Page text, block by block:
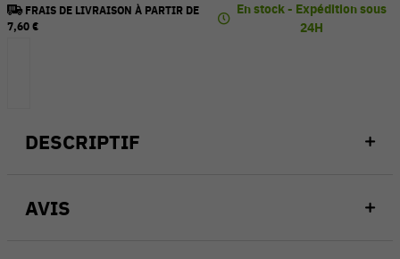
DESCRIPTIF
AVIS
FRAIS DE LIVRAISON À PARTIR DE
7,60 €
En stock - Expédition sous
24H